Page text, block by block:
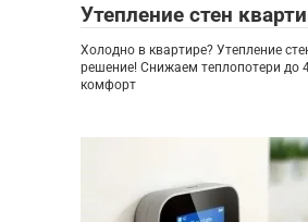
Утепление стен
Холодно в квартире? Утепление
решение! Снижаем теплопотери до
комфорт